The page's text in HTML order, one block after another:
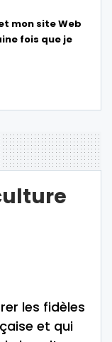
mon site Web
fois que je
les fidèles
et qui